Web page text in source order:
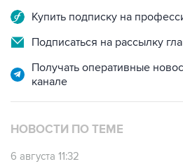
Купить подписку на
Подписаться на рассылку
Получать оперативные
канале
НОВОСТИ ПО ТЕМЕ
6 августа 11:32